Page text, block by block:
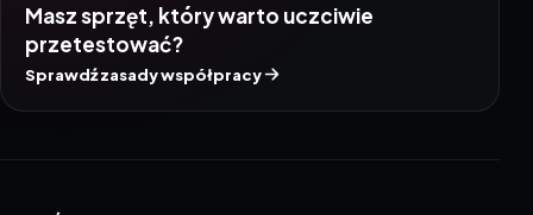
Masz sprzęt, który warto uczciwie
przetestować?
Sprawdź zasady współpracy